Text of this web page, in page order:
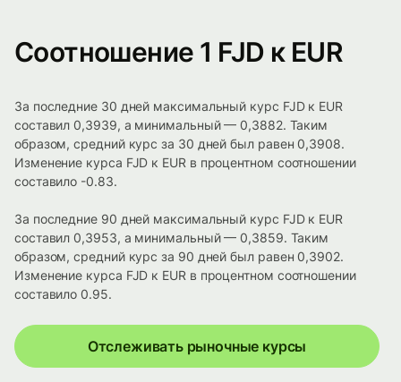
Соотношение 1 FJD к EUR
За последние 30 дней максимальный курс FJD к EUR
составил 0,3939, а минимальный — 0,3882. Таким
образом, средний курс за 30 дней был равен 0,3908.
Изменение курса FJD к EUR в процентном соотношении
составило -0.83.
За последние 90 дней максимальный курс FJD к EUR
составил 0,3953, а минимальный — 0,3859. Таким
образом, средний курс за 90 дней был равен 0,3902.
Изменение курса FJD к EUR в процентном соотношении
составило 0.95.
Отслеживать рыночные курсы